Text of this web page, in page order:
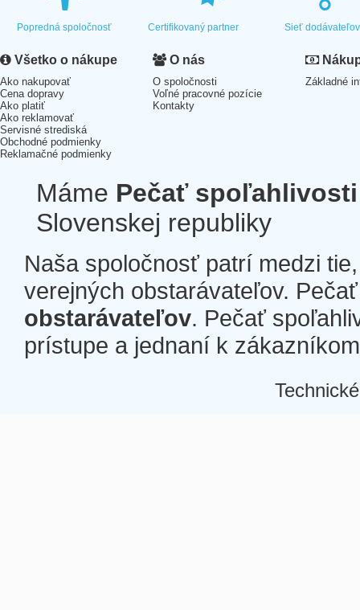
Popredná spoločnosť Certifikovaný partner Sieť dodávateľov
Všetko o nákupe
Ako nakupovať
Cena dopravy
Ako platiť
Ako reklamovať
Servisné strediská
Obchodné podmienky
Reklamačné podmienky
O nás
O spoločnosti
Voľné pracovné pozície
Kontakty
Základné
Máme Pečať spoľahlivosti
Slovenskej republiky
Naša spoločnosť patrí medzi
verejných obstarávateľov.
obstarávateľov. Pečať
prístupe a jednaní k